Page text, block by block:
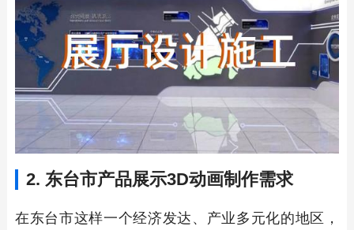
2. 东台市产品展示3D动画制作需求
在东台市这样一个经济发达、产业多元化的地区，